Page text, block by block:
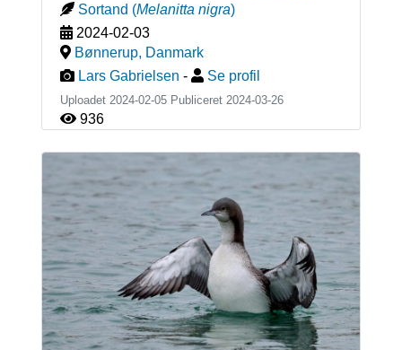
Sortand (Melanitta nigra)
2024-02-03
Bønnerup, Danmark
Lars Gabrielsen - Se profil
Uploadet 2024-02-05 Publiceret 2024-03-26
936